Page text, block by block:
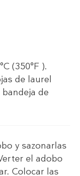
(350°F ).
de laurel
de
y sazonarlas
el adobo
Colocar las